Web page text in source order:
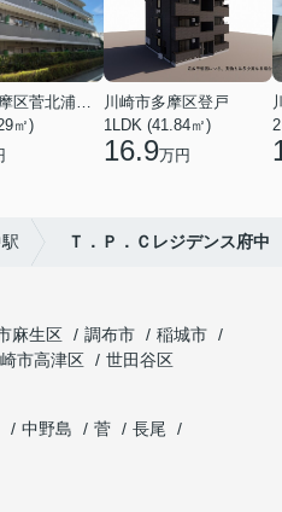
川崎市多摩区菅北浦２丁目
㎡)
川崎市多摩区登戸
1LDK (41.84㎡)
16.9万円
Ｔ．Ｐ．Ｃレジデンス府中
麻生区 調布市
稲城市
市高津区
世田谷区
中野島 菅
長尾